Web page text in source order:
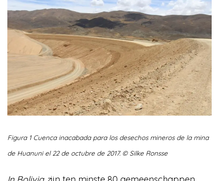
Figura 1 Cuenca inacabada para los desechos mineros de la mina
de Huanuni el 22 de octubre de 2017. © Silke Ronsse